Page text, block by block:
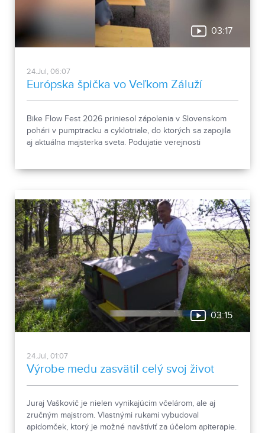
03:17
24.Jul, 06:07
Európska špička vo Veľkom Záluží
Bike Flow Fest 2026 priniesol zápolenia v Slovenskom
pohári v pumptracku a cyklotriale, do ktorých sa zapojila
aj aktuálna majsterka sveta. Podujatie verejnosti
03:15
24.Jul, 01:07
Výrobe medu zasvätil celý svoj život
Juraj Vaškovič je nielen vynikajúcim včelárom, ale aj
zručným majstrom. Vlastnými rukami vybudoval
apidomček, ktorý je možné navštíviť za účelom apiterapie.